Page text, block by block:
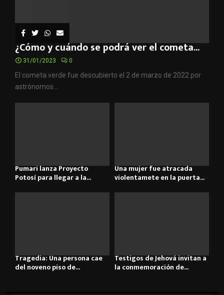
¿Cómo y cuándo se podrá ver el cometa...
31/01/2023 0
El cometa verde fue descubierto el 2 de marzo de 2022 por
astrónomos...
Pumari lanza Proyecto
Potosí para llegar a la...
Una mujer fue atracada
violentamete en la puerta...
Tragedia: Una persona cae
del noveno piso de...
Testigos de Jehová invitan a
la conmemoración de...